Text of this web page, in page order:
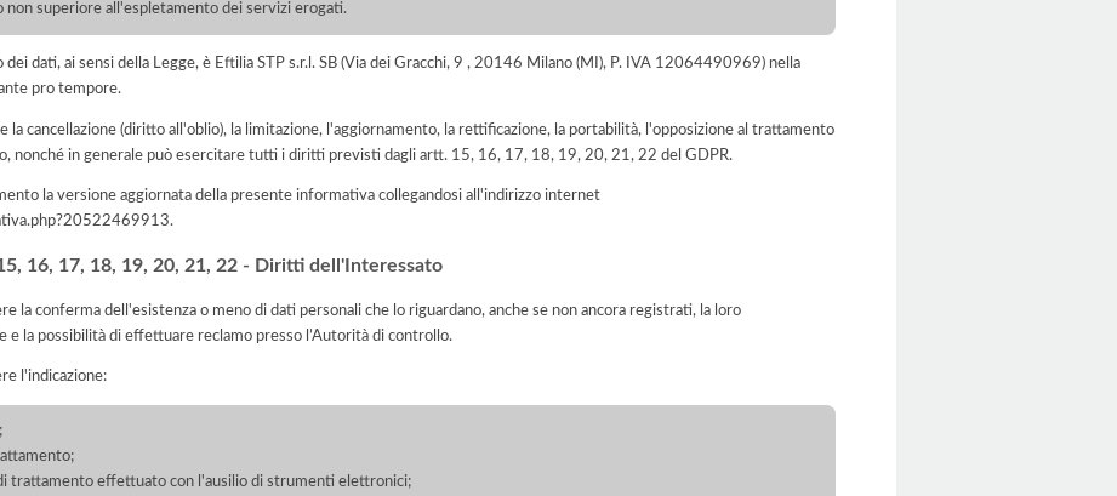
non superiore all'espletamento dei servizi erogati.
dati, ai sensi della Legge, è Eftilia STP s.r.l. SB (Via dei Gracchi, 9 , 20146 Milano (MI), P. IVA 12064490969) nella
pro tempore.
la cancellazione (diritto all'oblio), la limitazione, l'aggiornamento, la rettificazione, la portabilità, l'opposizione al trattamento
nonché in generale può esercitare tutti i diritti previsti dagli artt. 15, 16, 17, 18, 19, 20, 21, 22 del GDPR.
la versione aggiornata della presente informativa collegandosi all'indirizzo internet
.
16, 17, 18, 19, 20, 21, 22 - Diritti dell'Interessato
la conferma dell'esistenza o meno di dati personali che lo riguardano, anche se non ancora registrati, la loro
e la possibilità di effettuare reclamo presso l’Autorità di controllo.
l'indicazione:
trattamento effettuato con l'ausilio di strumenti elettronici;